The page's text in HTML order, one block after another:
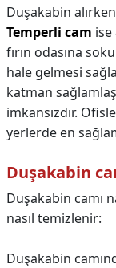
Duşakabin
Temperli cam ise
fırın odasına
hale gelmesi
katman
imkansızdır.
yerlerde en
Duşakabin
Duşakabin camı
nasıl temizlenir:
Duşakabin